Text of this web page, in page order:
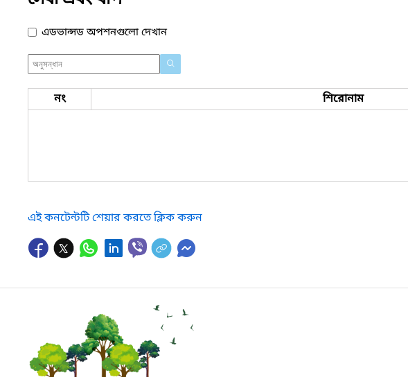
এডভান্সড অপশনগুলো দেখান
নং শিরোনাম
এই কনটেন্টটি শেয়ার করতে ক্লিক করুন